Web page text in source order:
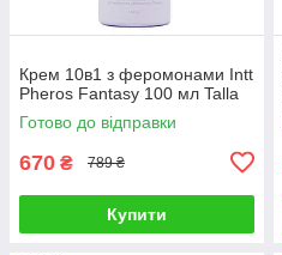
Крем 10в1 з феромонами Intt
Pheros Fantasy 100 мл Talla
Готово до відправки
670 ₴ 789 ₴
Купити